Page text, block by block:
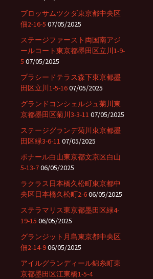
ブロッサムツクダ東京都中央区
佃2-16-5 07/05/2025
ステージファースト両国南アジ
ールコート東京都墨田区立川1-9-
5 07/05/2025
プラシードテラス森下東京都墨
田区立川1-5-1607/05/2025
グランドコンシェルジュ菊川東
京都墨田区菊川3-3-11 07/05/2025
ステージグランデ菊川東京都墨
田区緑3-6-11 07/05/2025
ボナール白山東京都文京区白山
5-13-706/05/2025
ラクラス日本橋久松町東京都中
央区日本橋久松町2-606/05/2025
ステラマリス東京都墨田区緑4-
19-15 06/05/2025
グランジット月島東京都中央区
佃2-14-906/05/2025
アイルグランディール錦糸町東
京都墨田区江東橋1-5-4